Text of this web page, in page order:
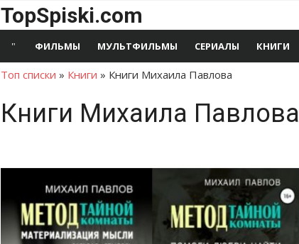
TopSpiski.com
ФИЛЬМЫ МУЛЬТФИЛЬМЫ СЕРИАЛЫ КНИГИ
Топ списки » Книги » Книги Михаила Павлова
Книги Михаила Павлова